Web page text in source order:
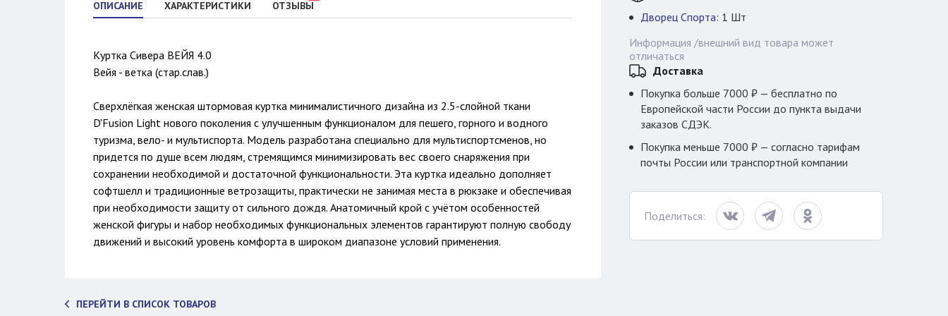
ОПИСАНИЕ ХАРАКТЕРИСТИКИ ОТЗЫВЫ
Куртка Сивера ВЕЙЯ 4.0
Вейя - ветка (стар.слав.)
Сверхлёгкая женская штормовая куртка минималистичного дизайна из 2.5-слойной ткани
D'Fusion Light нового поколения с улучшенным функционалом для пешего, горного и водного
туризма, вело- и мультиспорта. Модель разработана специально для мультиспортсменов, но
придется по душе всем людям, стремящимся минимизировать вес своего снаряжения при
сохранении необходимой и достаточной функциональности. Эта куртка идеально дополняет
софтшелл и традиционные ветрозащиты, практически не занимая места в рюкзаке и обеспечивая
при необходимости защиту от сильного дождя. Анатомичный крой с учётом особенностей
женской фигуры и набор необходимых функциональных элементов гарантируют полную свободу
движений и высокий уровень комфорта в широком диапазоне условий применения.
ПЕРЕЙТИ В СПИСОК ТОВАРОВ
Дворец Спорта: 1 Шт
Информация /внешний вид товара может
отличаться
Доставка
Покупка больше 7000 ₽ — бесплатно по
Европейской части России до пункта выдачи
заказов СДЭК.
Покупка меньше 7000 ₽ — согласно тарифам
почты России или транспортной компании
Поделиться: